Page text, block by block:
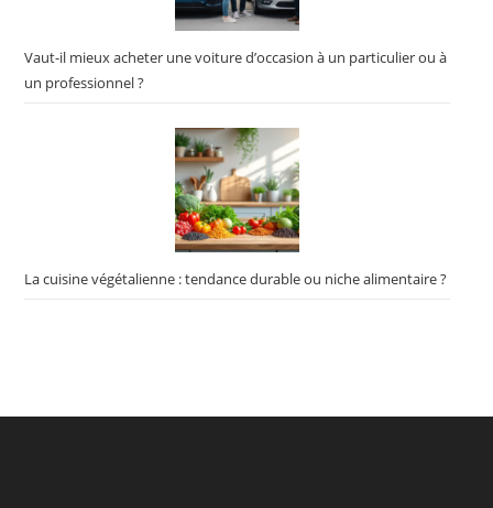
Vaut-il mieux acheter une voiture d’occasion à un particulier ou à
un professionnel ?
La cuisine végétalienne : tendance durable ou niche alimentaire ?